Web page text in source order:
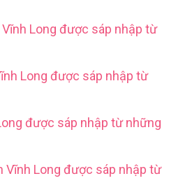
Long được sáp nhập từ
Long được sáp nhập từ
được sáp nhập từ những
Vĩnh Long được sáp nhập từ